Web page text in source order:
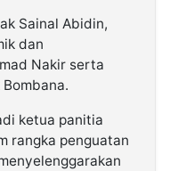
Sainal Abidin,
dan
Nakir serta
ketua panitia
rangka penguatan